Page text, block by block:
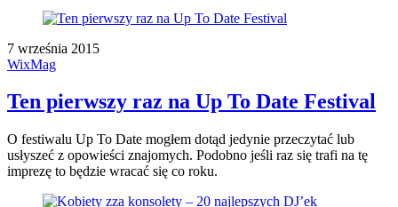
7 września 2015
WixMag
Ten pierwszy raz na Up To Date Festival
O festiwalu Up To Date mogłem dotąd jedynie przeczytać lub
usłyszeć z opowieści znajomych. Podobno jeśli raz się trafi na tę
imprezę to będzie wracać się co roku.